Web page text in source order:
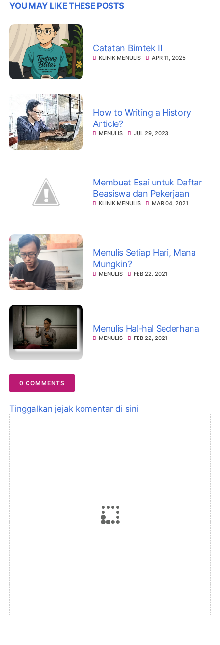
YOU MAY LIKE THESE POSTS
Catatan Bimtek II
KLINIK MENULIS APR 11, 2025
How to Writing a History
Article?
MENULIS JUL 29, 2023
Membuat Esai untuk Daftar
Beasiswa dan Pekerjaan
KLINIK MENULIS MAR 04, 2021
Menulis Setiap Hari, Mana
Mungkin?
MENULIS FEB 22, 2021
Menulis Hal-hal Sederhana
MENULIS FEB 22, 2021
0 COMMENTS
Tinggalkan jejak komentar di sini